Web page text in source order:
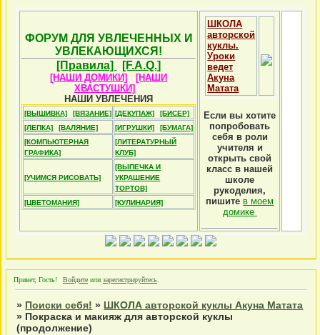
ФОРУМ ДЛЯ УВЛЕЧЕННЫХ И
УВЛЕКАЮЩИХСЯ!
[Правила]
[F.A.Q.]
[НАШИ ДОМИКИ]
[НАШИ
ХВАСТУШКИ]
НАШИ УВЛЕЧЕНИЯ
[ВЫШИВКА] [ВЯЗАНИЕ] [ДЕКУПАЖ]
[БИСЕР]
[ЛЕПКА]
[ВАЛЯНИЕ] [ИГРУШКИ]
[БУМАГА]
[КОМПЬЮТЕРНАЯ
ГРАФИКА]
[ЛИТЕРАТУРНЫЙ
КЛУБ]
[УЧИМСЯ РИСОВАТЬ]
[ВЫПЕЧКА И
УКРАШЕНИЕ
ТОРТОВ]
[ЦВЕТОМАНИЯ]
[КУЛИНАРИЯ]
ШКОЛА
авторской
куклы.
Уроки
ведет
Акуна
Матата
Если вы хотите
попробовать
себя в роли
учителя и
открыть свой
класс в нашей
школе
рукоделия,
пишите в моем
домике
Привет, Гость! Войдите или зарегистрируйтесь
» Поиски себя! » ШКОЛА авторской куклы Акуна Матата
» Покраска и макияж для авторской куклы
(продолжение)